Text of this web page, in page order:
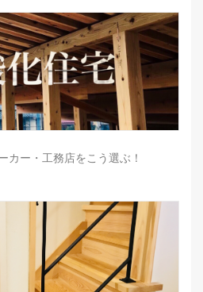
カー・工務店をこう選ぶ！